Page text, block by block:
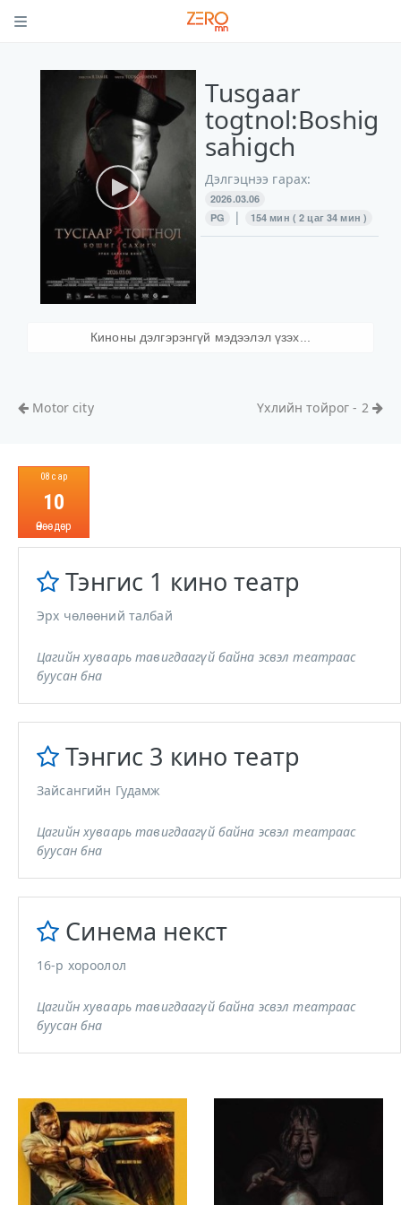
Tusgaar
togtnol:Boshig
sahigch
Дэлгэцнээ гарах:
2026.03.06
PG
| 154 мин ( 2 цаг 34 мин )
Киноны дэлгэрэнгүй мэдээлэл үзэх...
Motor city Үхлийн тойрог - 2
08 сар
10
Өнөөдөр
Тэнгис 1 кино театр
Эрх чөлөөний талбай
Цагийн хуваарь тавигдаагүй байна эсвэл театраас
буусан бна
Тэнгис 3 кино театр
Зайсангийн Гудамж
Цагийн хуваарь тавигдаагүй байна эсвэл театраас
буусан бна
Синема некст
16-р хороолол
Цагийн хуваарь тавигдаагүй байна эсвэл театраас
буусан бна